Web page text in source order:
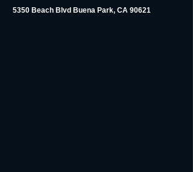
5350 Beach Blvd Buena Park, CA 90621